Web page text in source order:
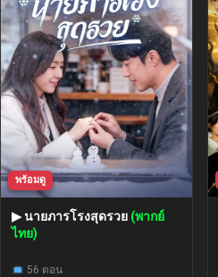
พร้อมดู
▶ นายภารโรงสุดรวย (พากย์
ไทย)
56 ตอน